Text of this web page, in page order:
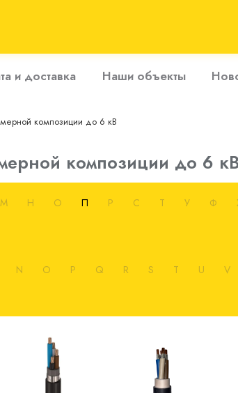
и доставка Наши объекты
композиции до 6 кВ
композиции до 6
М Н О П Р С Т У Ф
N O P Q R S T U V